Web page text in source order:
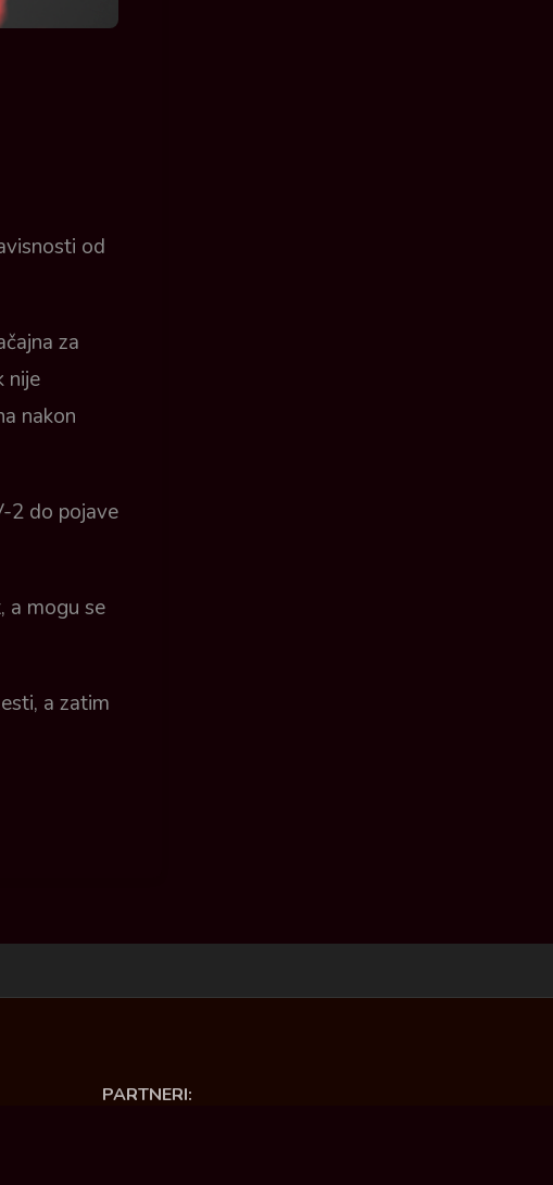
od
za
nije
nakon
2 do pojave
a mogu se
a zatim
PARTNERI: